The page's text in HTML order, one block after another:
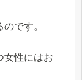
です。
女性にはお